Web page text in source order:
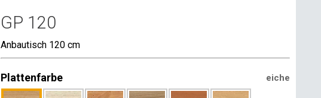
GROSSHANDELSKONTAKTE
GP 120
Anbautisch 120 cm
Plattenfarbe eiche